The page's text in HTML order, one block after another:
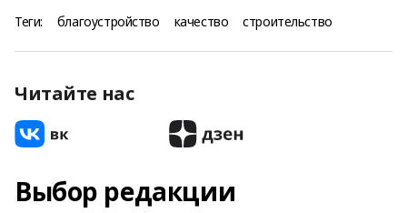
Теги: благоустройство качество строительство
Читайте нас
Выбор редакции